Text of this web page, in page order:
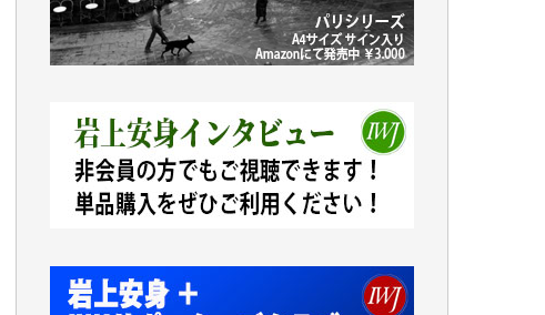
及川昭男 様
岩井祐子 様
藤田英之 様
井出 隆太 様
小池説夫 様
アオキカナメ 様
ンをよく拝見しております。コンテンツが失
われるのはあまりにもったいない。少しでも